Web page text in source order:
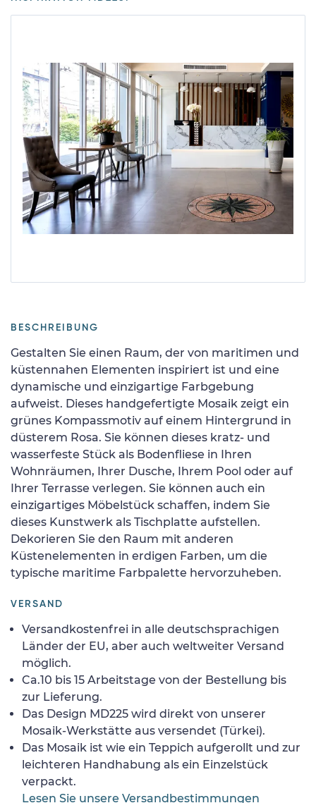
BESCHREIBUNG
Gestalten Sie einen Raum, der von maritimen und
küstennahen Elementen inspiriert ist und eine
dynamische und einzigartige Farbgebung
aufweist. Dieses handgefertigte Mosaik zeigt ein
grünes Kompassmotiv auf einem Hintergrund in
düsterem Rosa. Sie können dieses kratz- und
wasserfeste Stück als Bodenfliese in Ihren
Wohnräumen, Ihrer Dusche, Ihrem Pool oder auf
Ihrer Terrasse verlegen. Sie können auch ein
einzigartiges Möbelstück schaffen, indem Sie
dieses Kunstwerk als Tischplatte aufstellen.
Dekorieren Sie den Raum mit anderen
Küstenelementen in erdigen Farben, um die
typische maritime Farbpalette hervorzuheben.
VERSAND
Versandkostenfrei in alle deutschsprachigen
Länder der EU, aber auch weltweiter Versand
möglich.
Ca.10 bis 15 Arbeitstage von der Bestellung bis
zur Lieferung.
Das Design MD225 wird direkt von unserer
Mosaik-Werkstätte aus versendet (Türkei).
Das Mosaik ist wie ein Teppich aufgerollt und zur
leichteren Handhabung als ein Einzelstück
verpackt.
Lesen Sie unsere Versandbestimmungen